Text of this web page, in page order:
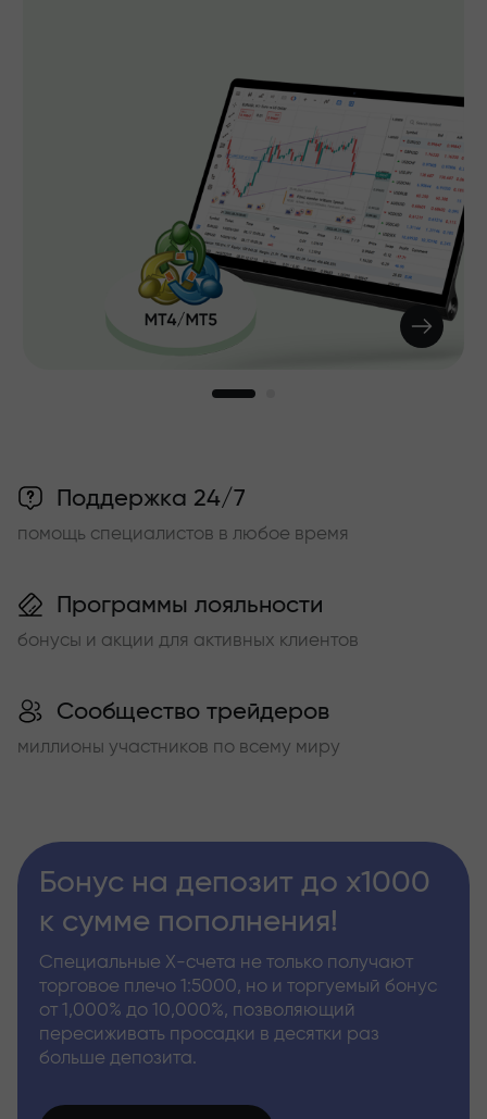
Поддержка 24/7
помощь специалистов в любое время
Программы лояльности
бонусы и акции для активных клиентов
Сообщество трейдеров
миллионы участников по всему миру
Бонус на депозит до х1000
к сумме пополнения!
Специальные Х-счета не только получают
торговое плечо 1:5000, но и торгуемый бонус
от 1,000% до 10,000%, позволяющий
пересиживать просадки в десятки раз
больше депозита.